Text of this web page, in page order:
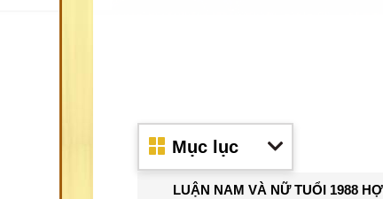
Mục lục
LUẬN NAM VÀ NỮ TUỔI 1988